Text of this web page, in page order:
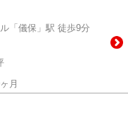
「儀保」駅 徒歩9分
月